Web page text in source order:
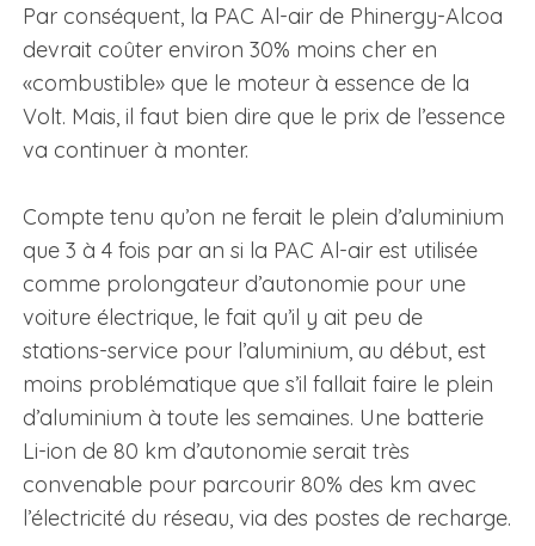
Par conséquent, la PAC Al-air de Phinergy-Alcoa
devrait coûter environ 30% moins cher en
«combustible» que le moteur à essence de la
Volt. Mais, il faut bien dire que le prix de l’essence
va continuer à monter.
Compte tenu qu’on ne ferait le plein d’aluminium
que 3 à 4 fois par an si la PAC Al-air est utilisée
comme prolongateur d’autonomie pour une
voiture électrique, le fait qu’il y ait peu de
stations-service pour l’aluminium, au début, est
moins problématique que s’il fallait faire le plein
d’aluminium à toute les semaines. Une batterie
Li-ion de 80 km d’autonomie serait très
convenable pour parcourir 80% des km avec
l’électricité du réseau, via des postes de recharge.